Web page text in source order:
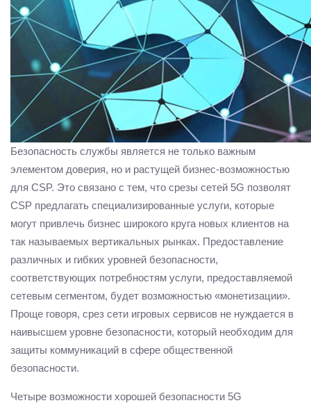
Безопасность службы является не только важным
элементом доверия, но и растущей бизнес-возможностью
для CSP. Это связано с тем, что срезы сетей 5G позволят
CSP предлагать специализированные услуги, которые
могут привлечь бизнес широкого круга новых клиентов на
так называемых вертикальных рынках. Предоставление
различных и гибких уровней безопасности,
соответствующих потребностям услуги, предоставляемой
сетевым сегментом, будет возможностью «монетизации».
Проще говоря, срез сети игровых сервисов не нуждается в
наивысшем уровне безопасности, который необходим для
защиты коммуникаций в сфере общественной
безопасности.
Четыре возможности хорошей безопасности 5G